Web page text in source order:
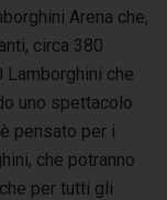
Arena che,
circa 380
che
uno spettacolo
pensato per i
che potranno
per tutti gli